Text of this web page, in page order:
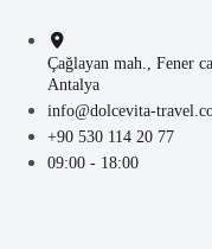
Çağlayan mah., Fener
Antalya
info@dolcevita-
+90 530 114 20 77
09:00 - 18:00